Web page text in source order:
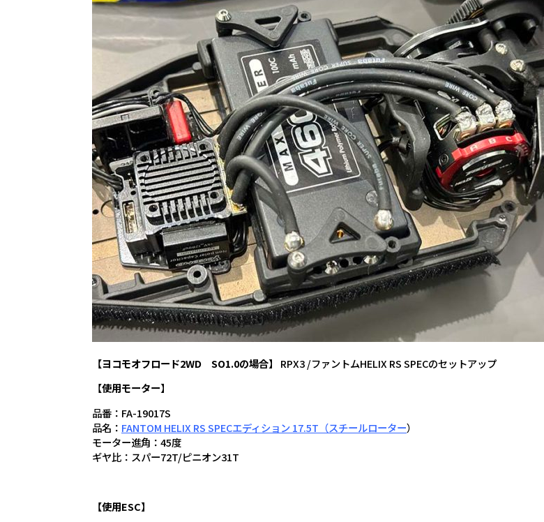
【ヨコモオフロード2WD SO1.0の場合】 RPX3 /ファントムHELIX RS SPECのセットアップ
【使用モーター】
品番：FA-19017S
品名： FANTOM HELIX RS SPECエディション 17.5T（スチールローター）
モーター進角：45度
ギヤ比：スパー72T/ピニオン31T
【使用ESC】